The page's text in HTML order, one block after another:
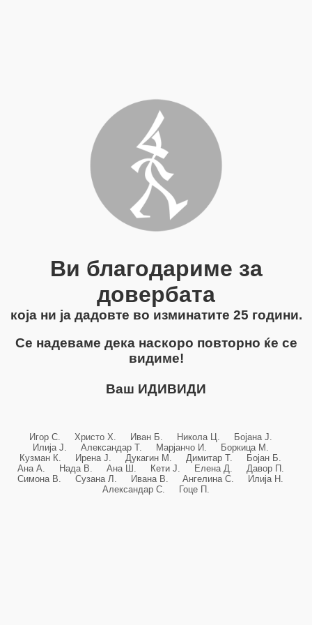
Ви благодариме за
довербата
која ни ја дадовте во изминатите 25 години.
Се надеваме дека наскоро повторно ќе се
видиме!
Ваш ИДИВИДИ
Игор С. Христо Х. Иван Б. Никола Ц. Бојана Ј.
Илија Ј. Александар Т. Марјанчо И. Боркица М.
Кузман К. Ирена Ј. Дукагин М. Димитар Т. Бојан Б.
Ана А. Нада В. Ана Ш. Кети Ј. Елена Д. Давор П.
Симона В. Сузана Л. Ивана В. Ангелина С. Илија Н.
Александар С. Гоце П.